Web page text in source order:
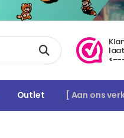
Outlet [ Aan ons